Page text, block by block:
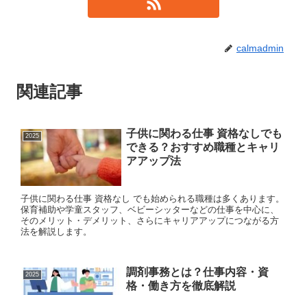
calmadmin
関連記事
2025
子供に関わる仕事 資格なしでも
できる？おすすめ職種とキャリ
アアップ法
子供に関わる仕事 資格なし でも始められる職種は多くあります。
保育補助や学童スタッフ、ベビーシッターなどの仕事を中心に、
そのメリット・デメリット、さらにキャリアアップにつながる方
法を解説します。
2025
調剤事務とは？仕事内容・資
格・働き方を徹底解説